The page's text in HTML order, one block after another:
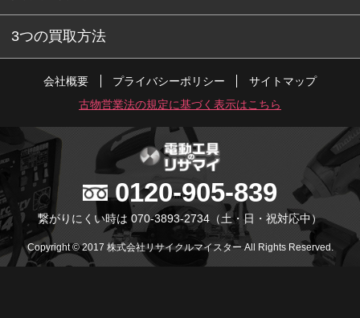
3つの買取方法
会社概要 プライバシーポリシー
サイトマップ
古物営業法の規定に基づく表示はこちら
0120-905-839
繋がりにくい時は 070-3893-2734 （土・日・祝対応中）
Copyright © 2017 株式会社リサイクルマイスター All Rights Reserved.